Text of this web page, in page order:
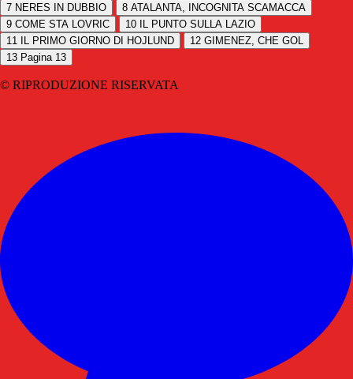
7 NERES IN DUBBIO 8 ATALANTA, INCOGNITA SCAMACCA
9 COME STA LOVRIC 10
IL PUNTO SULLA LAZIO
11
IL PRIMO GIORNO DI HOJLUND 12 GIMENEZ, CHE GOL
13 Pagina 13
© RIPRODUZIONE RISERVATA